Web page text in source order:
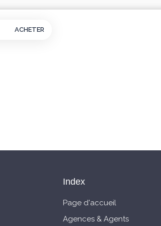
ACHETER
Index
Page d'accueil
Agences & Agents